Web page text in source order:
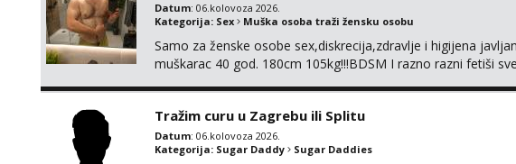
Datum: 06.kolovoza 2026.
Kategorija: Sex Muška osoba traži žensku osobu
Samo za ženske osobe sex,diskrecija,zdravlje i higijena
muškarac 40 god. 180cm 105kg!!!BDSM I razno razni fetiši
Tražim curu u Zagrebu ili Splitu
Datum: 06.kolovoza 2026.
Kategorija: Sugar Daddy Sugar Daddies